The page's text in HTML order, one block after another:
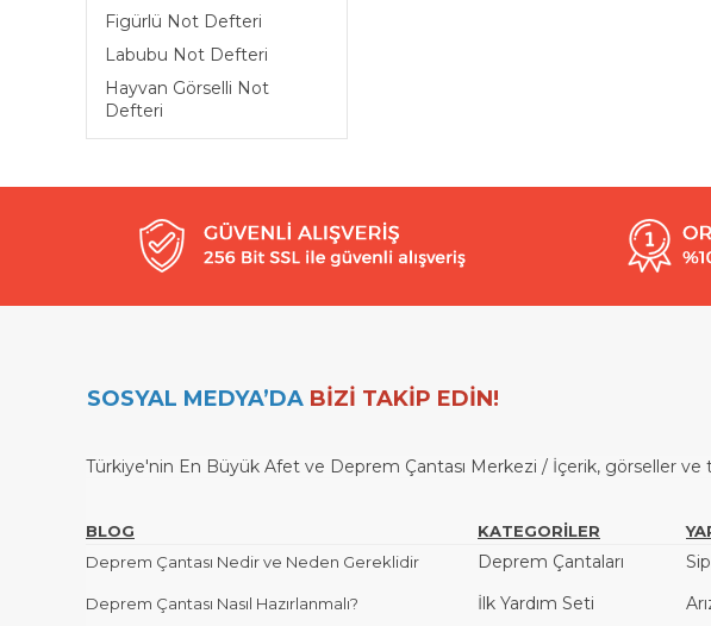
Figürlü Not Defteri
Labubu Not Defteri
Hayvan Görselli Not
Defteri
SOSYAL MEDYA’DA BİZİ TAKİP EDİN!
Türkiye'nin En Büyük Afet ve Deprem Çantası Merkezi / İçerik, görseller ve
BLOG KATEGORİLER
Deprem Çantası Nedir ve Neden Gereklidir
Deprem Çantaları
Deprem Çantası Nasıl Hazırlanmalı? İlk Yardım Seti